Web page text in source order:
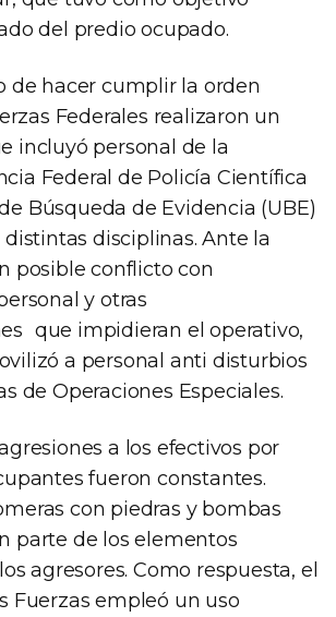
del predio ocupado.
de hacer cumplir la orden
Federales realizaron un
incluyó personal de la
Federal de Policía Científica
Búsqueda de Evidencia (UBE)
disciplinas. Ante la
posible conflicto con
y otras
que impidieran el operativo,
a personal anti disturbios
de Operaciones Especiales.
a los efectivos por
fueron constantes.
con piedras y bombas
parte de los elementos
agresores. Como respuesta, el
Fuerzas empleó un uso